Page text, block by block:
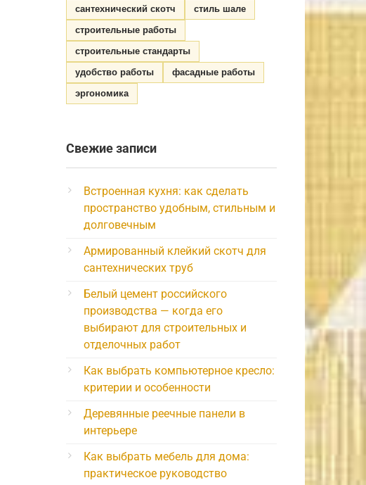
сантехнический скотч
стиль шале
строительные работы
строительные стандарты
удобство работы
фасадные работы
эргономика
Свежие записи
Встроенная кухня: как сделать
пространство удобным, стильным и
долговечным
Армированный клейкий скотч для
сантехнических труб
Белый цемент российского
производства — когда его
выбирают для строительных и
отделочных работ
Как выбрать компьютерное кресло:
критерии и особенности
Деревянные реечные панели в
интерьере
Как выбрать мебель для дома:
практическое руководство